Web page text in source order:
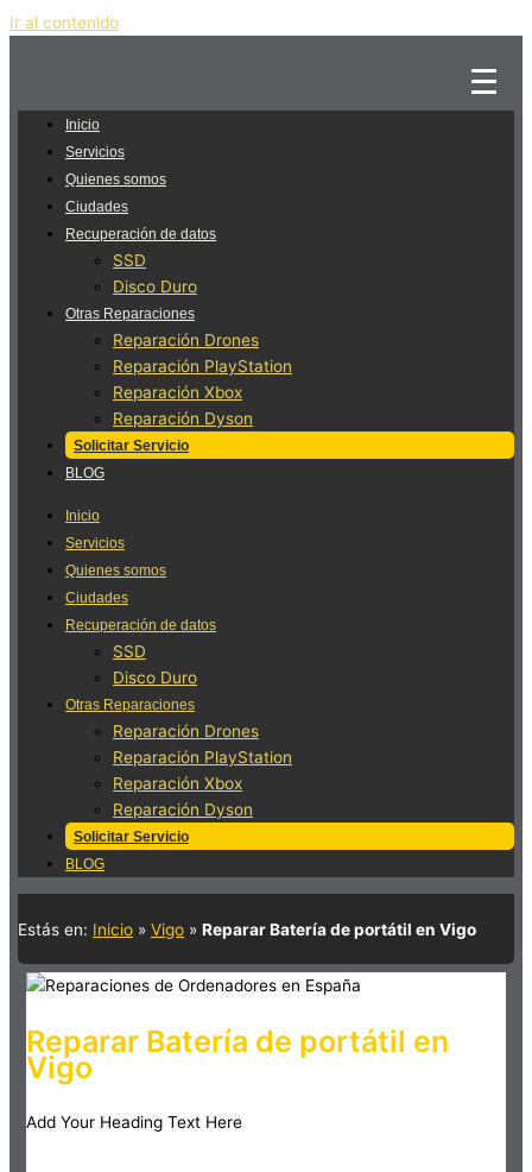
Ir al contenido
Inicio
Servicios
Quienes somos
Ciudades
Recuperación de datos
SSD
Disco Duro
Otras Reparaciones
Reparación Drones
Reparación PlayStation
Reparación Xbox
Reparación Dyson
Solicitar Servicio
BLOG
Inicio
Servicios
Quienes somos
Ciudades
Recuperación de datos
SSD
Disco Duro
Otras Reparaciones
Reparación Drones
Reparación PlayStation
Reparación Xbox
Reparación Dyson
Solicitar Servicio
BLOG
Estás en: Inicio » Vigo » Reparar Batería de portátil en Vigo
Reparar Batería de portátil en
Vigo
Add Your Heading Text Here